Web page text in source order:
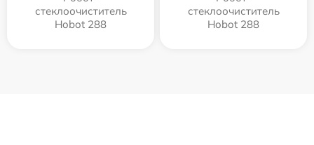
стеклоочиститель
Hobot 288
стеклоочиститель
Hobot 288